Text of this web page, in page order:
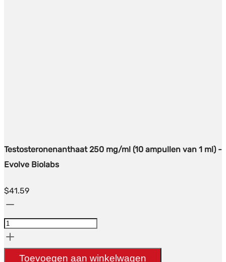
Testosteronenanthaat 250 mg/ml (10 ampullen van 1 ml) -
Evolve Biolabs
$41.59
Enanthate
(10x1ml
Toevoegen aan winkelwagen